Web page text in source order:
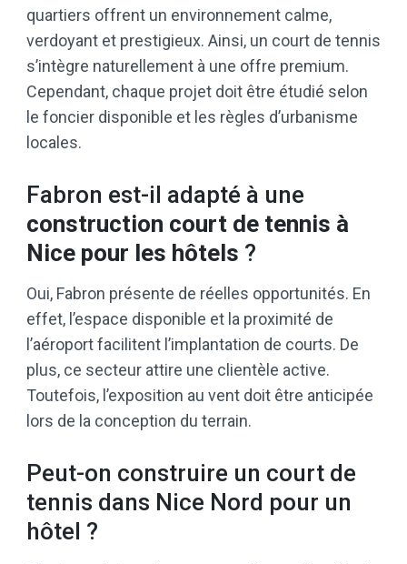
quartiers offrent un environnement calme,
verdoyant et prestigieux. Ainsi, un court de tennis
s’intègre naturellement à une offre premium.
Cependant, chaque projet doit être étudié selon
le foncier disponible et les règles d’urbanisme
locales.
Fabron est-il adapté à une
construction court de tennis à
Nice pour les hôtels ?
Oui, Fabron présente de réelles opportunités. En
effet, l’espace disponible et la proximité de
l’aéroport facilitent l’implantation de courts. De
plus, ce secteur attire une clientèle active.
Toutefois, l’exposition au vent doit être anticipée
lors de la conception du terrain.
Peut-on construire un court de
tennis dans Nice Nord pour un
hôtel ?